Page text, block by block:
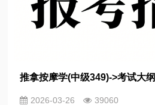
推拿按摩学(中级349)->考试大纲
2026-03-26 39060